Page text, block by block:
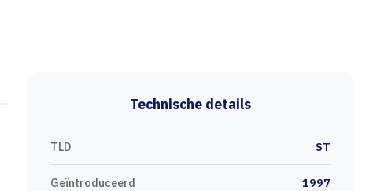
Technische details
TLD ST
Geïntroduceerd 1997